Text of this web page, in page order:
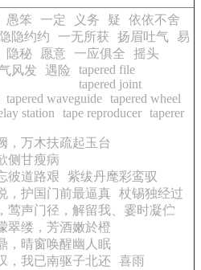
愚笨 一定 义务 疑
依依不舍
隐隐约约 一无所获 扬眉吐气
易
隐秘 愿意 一应俱全
摇头
风发 遇险
tapered file
tapered joint
tapered waveguide tapered wheel
station tape reproducer taperer
，万木扶疏起玉台
侧甘瘦病
彼道路艰
紫绂丹麾彩鸾驭
，护国门前最逼真 杖锡独经过
莺声门径，解留我、霎时凝伫
翠缕，芳酒嫩於橙
，晴窗唤醒幽人眠
，我已南驱子北还
喜雨